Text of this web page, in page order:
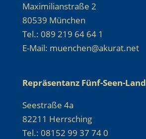
Maximilianstraße 2
80539 München
Tel.: 089 219 64 64 1
E-Mail: muenchen@akurat.net
Repräsentanz Fünf-Seen-Land
Seestraße 4a
82211 Herrsching
Tel.: 08152 99 37 74 0